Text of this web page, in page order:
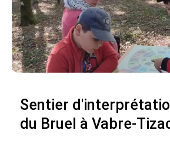
Sentier
du Bruel à Vabre-